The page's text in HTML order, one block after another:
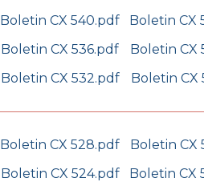
Boletin CX 540.pdf
Boletin CX
Boletin CX 536.pdf
Boletin CX
Boletin CX 532.pdf Boletin CX
Boletin CX 528.pdf
Boletin CX
Boletin CX 524.pdf
Boletin CX